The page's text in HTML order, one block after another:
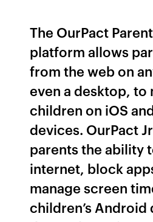
The OurPact
platform allows
from the web on
even a desktop, to
children on iOS
devices. OurPact
parents the ability
internet, block
manage screen
children’s Android